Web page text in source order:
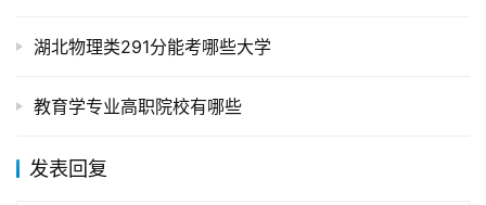
湖北物理类291分能考哪些大学
教育学专业高职院校有哪些
发表回复